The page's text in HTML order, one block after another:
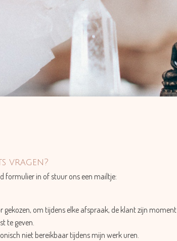
vragen?
formulier in of stuur ons een mailtje:
gekozen, om tijdens elke afspraak, de klant zijn moment
te geven.
niet bereikbaar tijdens mijn werk uren.